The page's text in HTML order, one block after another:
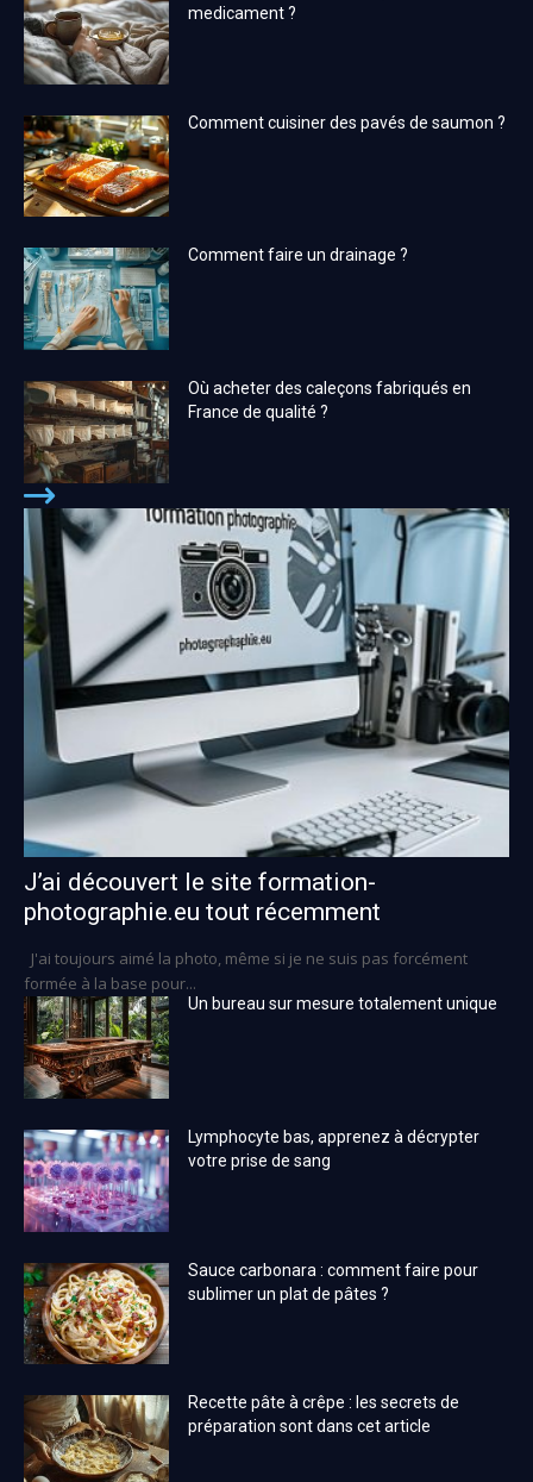
medicament ?
Comment cuisiner des pavés de saumon ?
Comment faire un drainage ?
Où acheter des caleçons fabriqués en
France de qualité ?
J’ai découvert le site formation-
photographie.eu tout récemment
J'ai toujours aimé la photo, même si je ne suis pas forcément
formée à la base pour...
Un bureau sur mesure totalement unique
Lymphocyte bas, apprenez à décrypter
votre prise de sang
Sauce carbonara : comment faire pour
sublimer un plat de pâtes ?
Recette pâte à crêpe : les secrets de
préparation sont dans cet article